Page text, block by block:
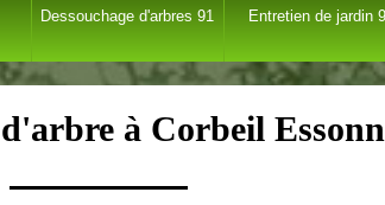
Dessouchage d'arbres 91 Entretien de jardin
à Corbeil